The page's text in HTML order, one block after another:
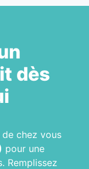
dès
de chez vous
pour une
Remplissez